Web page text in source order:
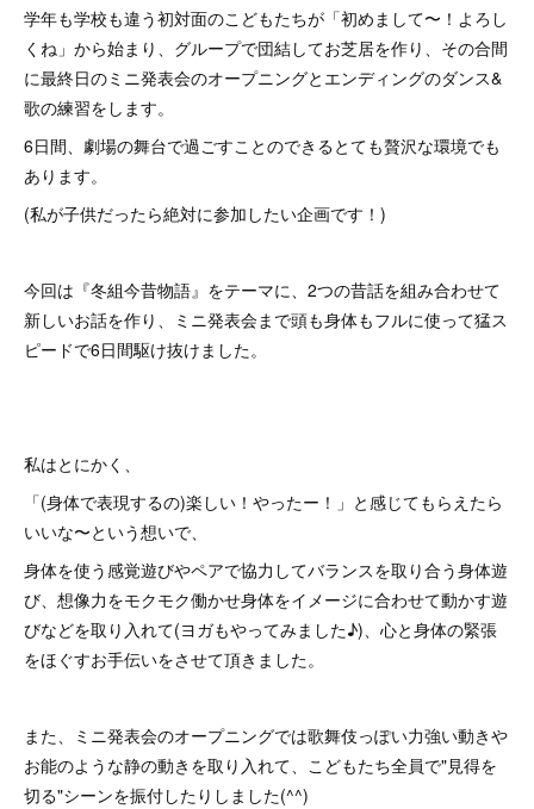
学年も学校も違う初対面のこどもたちが「初めまして〜！よろし
くね」から始まり、グループで団結してお芝居を作り、その合間
に最終日のミニ発表会のオープニングとエンディングのダンス&
歌の練習をします。
6日間、劇場の舞台で過ごすことのできるとても贅沢な環境でも
あります。
(私が子供だったら絶対に参加したい企画です！)
今回は『冬組今昔物語』をテーマに、2つの昔話を組み合わせて
新しいお話を作り、ミニ発表会まで頭も身体もフルに使って猛ス
ピードで6日間駆け抜けました。
私はとにかく、
「(身体で表現するの)楽しい！やったー！」と感じてもらえたら
いいな〜という想いで、
身体を使う感覚遊びやペアで協力してバランスを取り合う身体遊
び、想像力をモクモク働かせ身体をイメージに合わせて動かす遊
びなどを取り入れて(ヨガもやってみました♪)、心と身体の緊張
をほぐすお手伝いをさせて頂きました。
また、ミニ発表会のオープニングでは歌舞伎っぽい力強い動きや
お能のような静の動きを取り入れて、こどもたち全員で"見得を
切る"シーンを振付したりしました(^^)